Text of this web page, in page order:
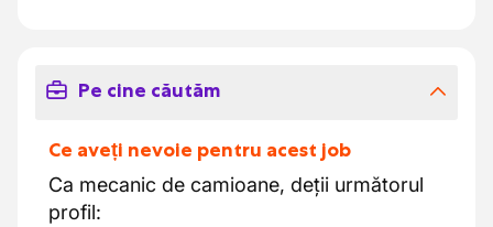
Pe cine căutăm
Ce aveți nevoie pentru acest job
Ca mecanic de camioane, deții următorul
profil: